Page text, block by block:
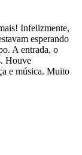
Infelizmente,
esperando
A entrada, o
Houve
e música. Muito